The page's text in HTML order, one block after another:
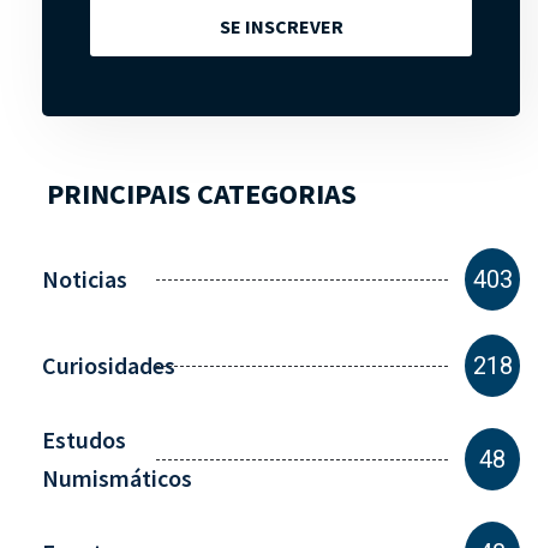
SE INSCREVER
PRINCIPAIS CATEGORIAS
Noticias 403
Curiosidades 218
Estudos
Numismáticos
48